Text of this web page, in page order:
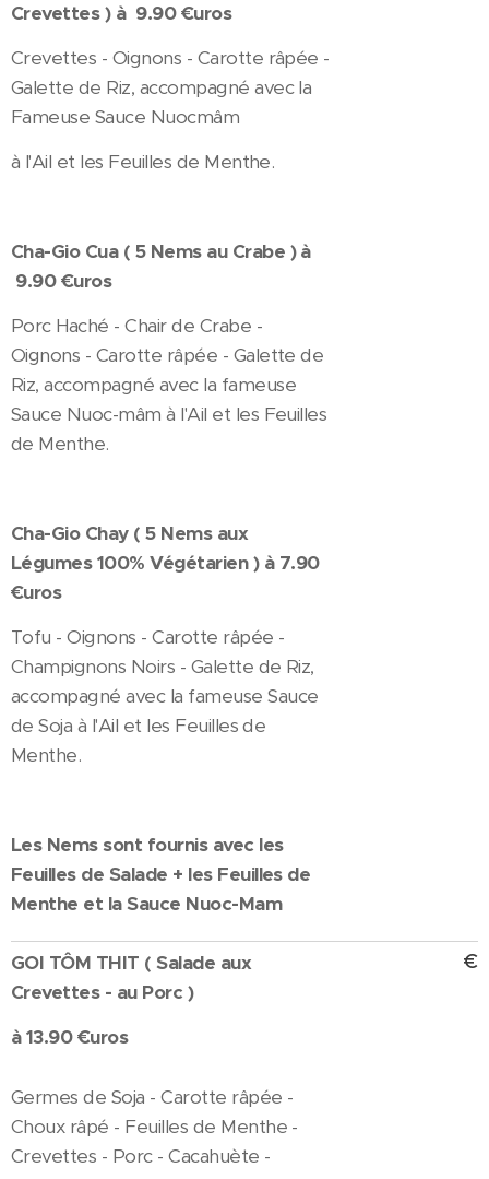
Crevettes ) à 9.90 €uros
Crevettes - Oignons - Carotte râpée -
Galette de Riz, accompagné avec la
Fameuse Sauce Nuocmâm
à l'Ail et les Feuilles de Menthe.
Cha-Gio Cua ( 5 Nems au Crabe ) à
9.90 €uros
Porc Haché - Chair de Crabe -
Oignons - Carotte râpée - Galette de
Riz, accompagné avec la fameuse
Sauce Nuoc-mâm à l'Ail et les Feuilles
de Menthe.
Cha-Gio Chay ( 5 Nems aux
Légumes 100% Végétarien ) à 7.90
€uros
Tofu - Oignons - Carotte râpée -
Champignons Noirs - Galette de Riz,
accompagné avec la fameuse Sauce
de Soja à l'Ail et les Feuilles de
Menthe.
Les Nems sont fournis avec les
Feuilles de Salade + les Feuilles de
Menthe et la Sauce Nuoc-Mam
GOI TÔM THIT ( Salade aux
Crevettes - au Porc )
à 13.90 €uros
Germes de Soja - Carotte râpée -
Choux râpé - Feuilles de Menthe -
Crevettes - Porc - Cacahuète -
€